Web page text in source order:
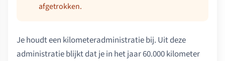
afgetrokken.
Je houdt een kilometeradministratie bij. Uit deze
administratie blijkt dat je in het jaar 60.000 kilometer